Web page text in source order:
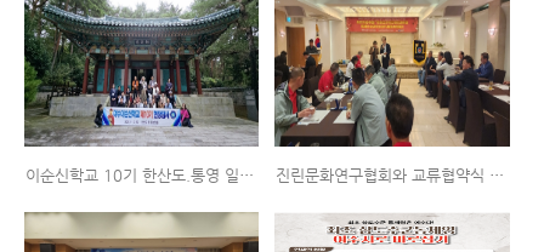
이순신학교 10기 한산도.통영 일원 답사 (2024.11.02) 진린문화연구협회와 교류협약식 체결